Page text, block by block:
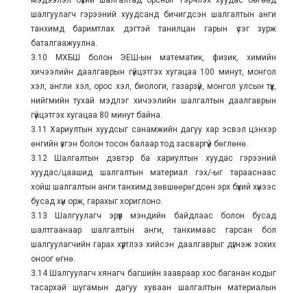
шалгуулагч гэрээний хуудсанд бичигдсэн шалгалтын анги
танхимд баримтлах дэгтэй танилцан гарын үсэг зурж
баталгаажуулна.
3.10 МХБШ болон ЭЕШ-ын математик, физик, химийн
хичээлийн даалгаврын гүйцэтгэх хугацаа 100 минут, монгол
хэл, англи хэл, орос хэл, биологи, газарзүй, монгол улсын түүх,
нийгмийн тухай мэдлэг хичээлийн шалгалтын даалгаврын
гүйцэтгэх хугацаа 80 минут байна.
3.11 Хариултын хуудсыг санамжийн дагуу хар эсвэл цэнхэр
өнгийн үзгэн болон тосон балаар тод засваргүй бөглөнө.
3.12 Шалгалтын дэвтэр ба хариултын хуудас гэрээний
хуудас/цаашид шалгалтын материал гэх/-ыг тарааснаас
хойш шалгалтын анги танхимд зөвшөөрөгдсөн эрх бүхий хүнээс
бусад хүн орж, гарахыг хориглоно.
3.13 Шалгуулагч эрүүл мэндийн байдлаас болон бусад
шалтгаанаар шалгалтын анги, танхимаас гарсан бол
шалгуулагчийн гарах хүртлээ хийсэн даалгаврыг дүгнэж зохих
оноог өгнө.
3.14 Шалгуулагч хянагч багшийн заавраар хос баганан кодыг
тасархай шугамын дагуу хуваан шалгалтын материалын